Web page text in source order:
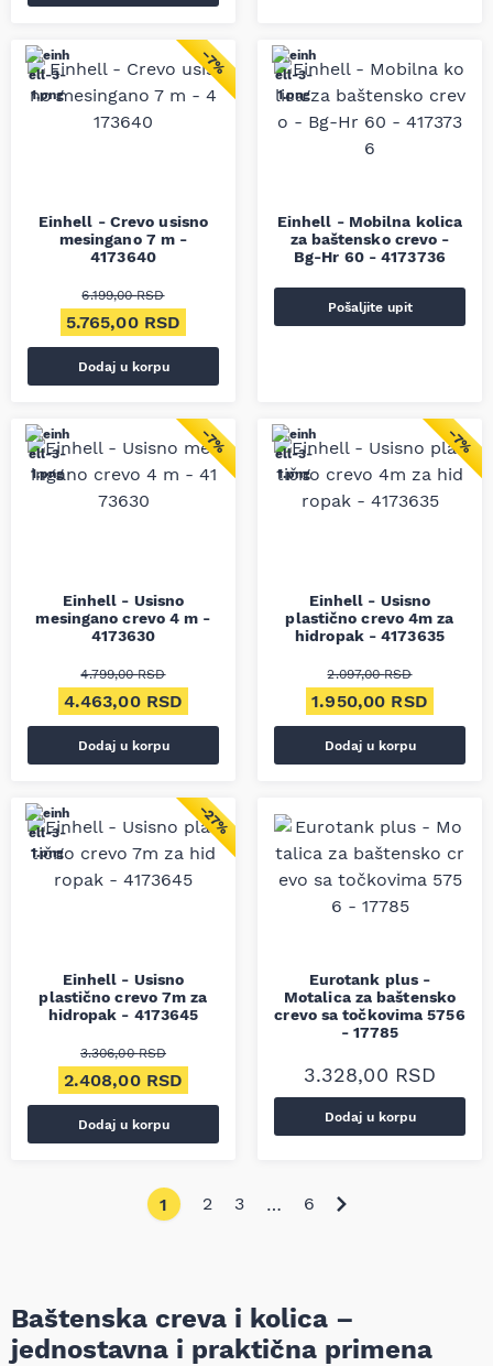
−7%
Einhell - Crevo usisno
mesingano 7 m -
4173640
6.199,00RSD
Originalna cena je bila: 6.199,00 RSD.
5.765,00 RSD Trenutna cena je: 5.765,00 RSD.
Dodaj u korpu
Einhell - Mobilna kolica
za baštensko crevo -
Bg-Hr 60 - 4173736
Pošaljite upit
−7%
Einhell - Usisno
mesingano crevo 4 m -
4173630
4.799,00RSD
Originalna cena je bila: 4.799,00 RSD.
4.463,00 RSD Trenutna cena je: 4.463,00 RSD.
Dodaj u korpu
−7%
Einhell - Usisno
plastično crevo 4m za
hidropak - 4173635
2.097,00RSD
Originalna cena je
1.950,00 RSD
Dodaj u korpu
−27%
Einhell - Usisno
plastično crevo 7m za
hidropak - 4173645
3.306,00RSD
Originalna cena je bila: 3.306,00 RSD.
2.408,00 RSD Trenutna cena je: 2.408,00 RSD.
Dodaj u korpu
Eurotank plus -
Motalica za baštensko
crevo sa točkovima 5756
- 17785
3.328,00 RSD
Dodaj u korpu
1 2 3 … 6
Baštenska creva i kolica –
jednostavna i praktična primena